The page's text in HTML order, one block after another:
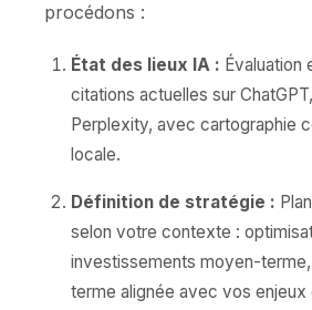
procédons :
État des lieux IA : Évaluation
citations actuelles sur
Perplexity, avec cartographie
locale.
Définition de stratégie :
selon votre contexte :
investissements moyen-
terme alignée avec vos